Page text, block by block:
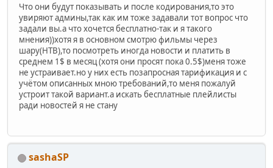
Что они будут показывать и после кодирования,то это
увиряют админы,так как им тоже задавали тот вопрос что
задали вы.а что хочется бесплатно-так и я такого
мнения))хотя я в основном смотрю фильмы через
шару(НТВ),то посмотреть иногда новости и платить в
среднем 1$ в месяц (хотя они просят пока 0.5$)меня тоже
не устраивает.но у них есть позапросная тарификация и с
учётом описанных мною требований,то меня пожалуй
устроит такой вариант.а искать бесплатные плейлисты
ради новостей я не стану
sashaSP